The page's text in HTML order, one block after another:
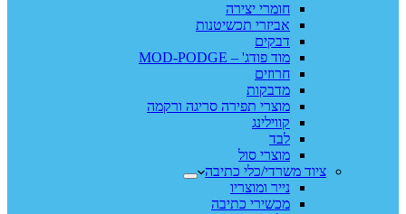
חומרי יצירה
אביזרי תכשיטנות
דבקים
מוד פודג' – MOD-PODGE
חרוזים
מדבקות
מוצרי תפירה סריגה ורקמה
קווילינג
לבד
מוצרי סול
ציוד משרדי/כלי כתיבה
נייר ומוצריו
מכשירי כתיבה